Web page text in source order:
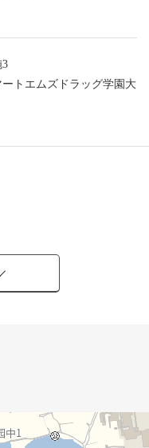
3
トエムズドラッグ学園大